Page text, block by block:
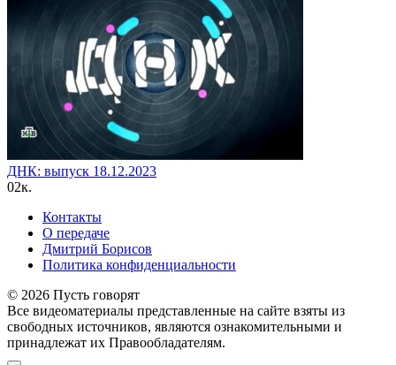
ДНК: выпуск 18.12.2023
02к.
Контакты
О передаче
Дмитрий Борисов
Политика конфиденциальности
© 2026 Пусть говорят
Все видеоматериалы представленные на сайте взяты из
свободных источников, являются ознакомительными и
принадлежат их Правообладателям.